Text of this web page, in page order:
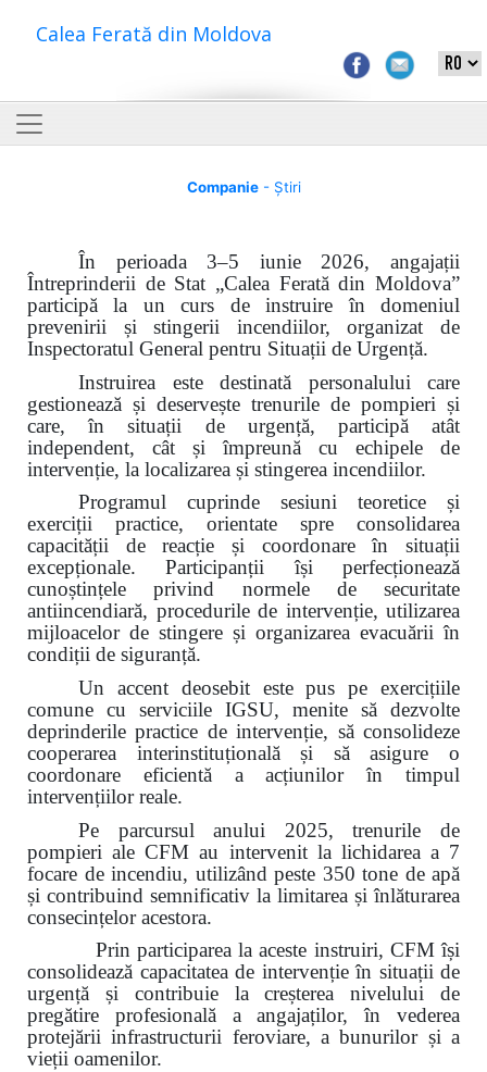
Calea Ferată din Moldova
Companie- Știri
În perioada 3–5 iunie 2026, angajații
Întreprinderii de Stat „Calea Ferată din Moldova”
participă la un curs de instruire în domeniul
prevenirii și stingerii incendiilor, organizat de
Inspectoratul General pentru Situații de Urgență.
Instruirea este destinată personalului care
gestionează și deservește trenurile de pompieri și
care, în situații de urgență, participă atât
independent, cât și împreună cu echipele de
intervenție, la localizarea și stingerea incendiilor.
Programul cuprinde sesiuni teoretice și
exerciții practice, orientate spre consolidarea
capacității de reacție și coordonare în situații
excepționale. Participanții își perfecționează
cunoștințele privind normele de securitate
antiincendiară, procedurile de intervenție, utilizarea
mijloacelor de stingere și organizarea evacuării în
condiții de siguranță.
Un accent deosebit este pus pe exercițiile
comune cu serviciile IGSU, menite să dezvolte
deprinderile practice de intervenție, să consolideze
cooperarea interinstituțională și să asigure o
coordonare eficientă a acțiunilor în timpul
intervențiilor reale.
Pe parcursul anului 2025, trenurile de
pompieri ale CFM au intervenit la lichidarea a 7
focare de incendiu, utilizând peste 350 tone de apă
și contribuind semnificativ la limitarea și înlăturarea
consecințelor acestora.
Prin participarea la aceste instruiri, CFM își
consolidează capacitatea de intervenție în situații de
urgență și contribuie la creșterea nivelului de
pregătire profesională a angajaților, în vederea
protejării infrastructurii feroviare, a bunurilor și a
vieții oamenilor.